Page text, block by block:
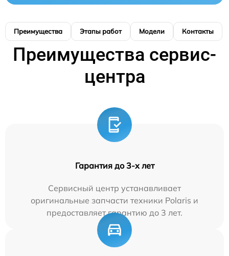
Преимущества Этапы работ Модели Контакты
Преимущества сервис-
центра
Гарантия до 3-х лет
Сервисный центр устанавливает
оригинальные запчасти техники Polaris и
предоставляет гарантию до 3 лет.